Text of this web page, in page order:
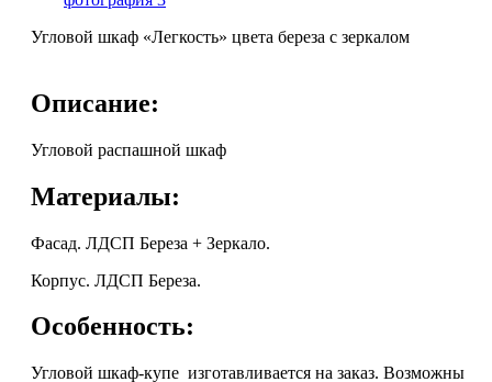
Угловой шкаф «Легкость» цвета береза с зеркалом
Описание:
Угловой распашной шкаф
Материалы:
Фасад. ЛДСП Береза + Зеркало.
Корпус. ЛДСП Береза.
Особенность:
Угловой шкаф-купе изготавливается на заказ. Возможны